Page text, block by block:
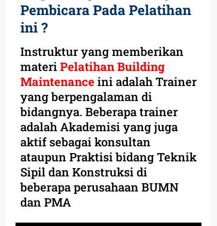
Pembicara Pada Pelatihan
ini ?
Instruktur yang memberikan
materiPelatihan Building
Maintenance ini adalah Trainer
yang berpengalaman di
bidangnya. Beberapa trainer
adalah Akademisi yang juga
aktif sebagai konsultan
ataupun Praktisi bidang Teknik
Sipil dan Konstruksi di
beberapa perusahaan BUMN
dan PMA